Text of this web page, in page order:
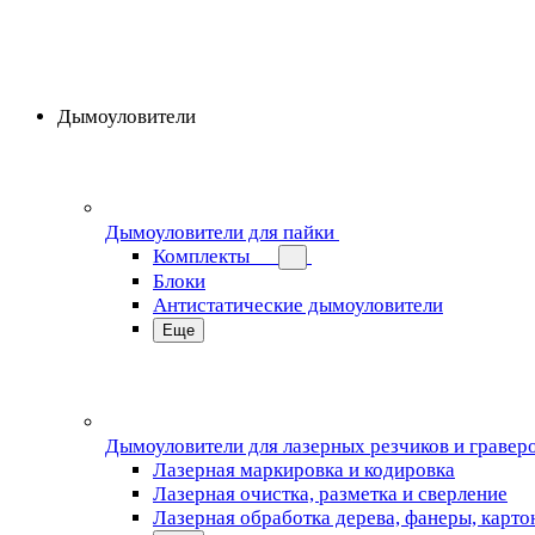
Дымоуловители
Дымоуловители для пайки
Комплекты
Блоки
Антистатические дымоуловители
Еще
Дымоуловители для лазерных резчиков и
Лазерная маркировка и кодировка
Лазерная очистка, разметка и сверление
Лазерная обработка дерева, фанеры,